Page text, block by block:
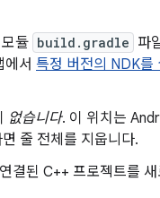
듈 build.gradle 파
에서 특정 버전의 NDK를
없습니다. 이 위치는
줄 전체를 지웁니다.
결된 C++ 프로젝트를 새